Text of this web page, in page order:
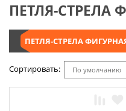
Колеса
Круги и абразивы
ПЕТЛЯ-СТРЕЛА
ПЕТЛЯ-СТРЕЛА
Сортировать: По умолчанию